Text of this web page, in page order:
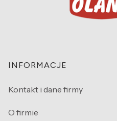
Linki w stopce
INFORMACJE
Kontakt i dane firmy
O firmie